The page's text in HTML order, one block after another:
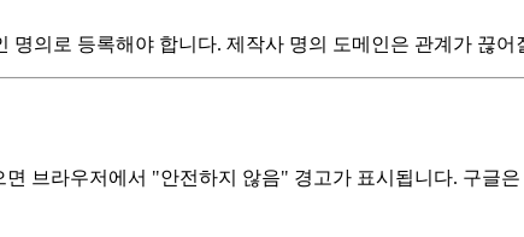
의로 등록해야 합니다. 제작사 명의 도메인은 관계가 끊어
브라우저에서 "안전하지 않음" 경고가 표시됩니다. 구글